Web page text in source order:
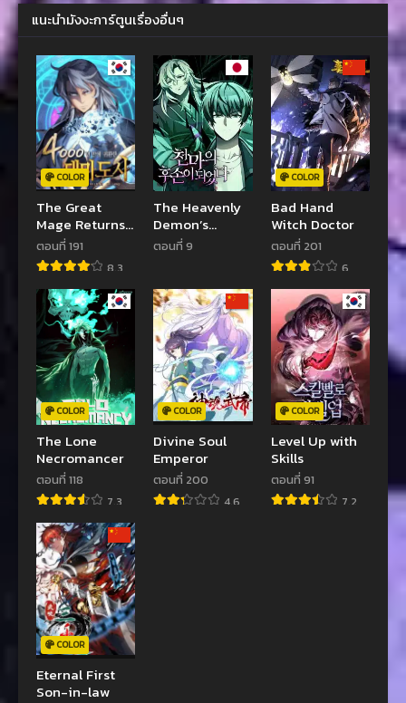
แนะนำมังงะการ์ตูนเรื่องอื่นๆ
COLOR
The Great
Mage Returns
After 4000
Years
ตอนที่ 191
8.3
The Heavenly
Demon’s
Descendant
ตอนที่ 9
COLOR
Bad Hand
Witch Doctor
ตอนที่ 201
6
COLOR
The Lone
Necromancer
ตอนที่ 118
7.3
COLOR
Divine Soul
Emperor
ตอนที่ 200
4.6
COLOR
Level Up with
Skills
ตอนที่ 91
7.2
COLOR
Eternal First
Son-in-law